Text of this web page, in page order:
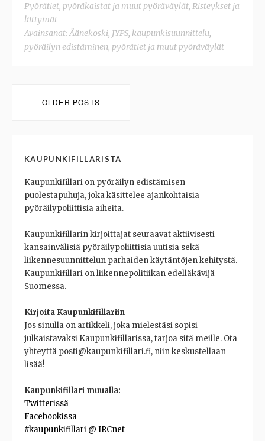
Pyörätiet, pyöräkaistat ja muut pyöräväylät, Risteykset ja
liittymät
Avainsanat:Äänekoski, JYPS, kaupunkisuunnittelu,
pyöräilyn edistäminen, pyörätiet ja muut pyöräväylät
navigation
OLDER POSTS
KAUPUNKIFILLARISTA
Kaupunkifillari on pyöräilyn edistämisen
puolestapuhuja, joka käsittelee ajankohtaisia
pyöräilypoliittisia aiheita.
Kaupunkifillarin kirjoittajat seuraavat aktiivisesti
kansainvälisiä pyöräilypoliittisia uutisia sekä
liikennesuunnittelun parhaiden käytäntöjen kehitystä.
Kaupunkifillari on liikennepolitiikan edelläkävijä
Suomessa.
Kirjoita Kaupunkifillariin
Jos sinulla on artikkeli, joka mielestäsi sopisi
julkaistavaksi Kaupunkifillarissa, tarjoa sitä meille. Ota
yhteyttä posti@kaupunkifillari.fi, niin keskustellaan
lisää!
Kaupunkifillari muualla:
Twitterissä
Facebookissa
#kaupunkifillari @ IRCnet